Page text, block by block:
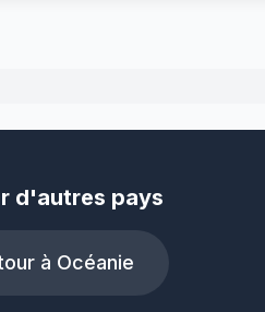
d'autres pays
à Océanie